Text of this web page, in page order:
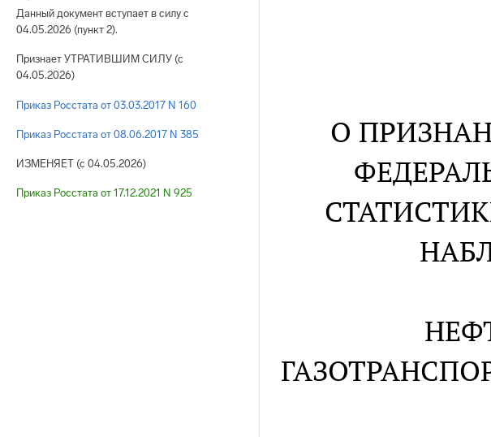
Данный документ вступает в силу с
04.05.2026 (пункт 2).
Признает УТРАТИВШИМ СИЛУ (с
04.05.2026)
Приказ Росстата от 03.03.2017 N 160
Приказ Росстата от 08.06.2017 N 385
ИЗМЕНЯЕТ (с 04.05.2026)
Приказ Росстата от 17.12.2021 N 925
О